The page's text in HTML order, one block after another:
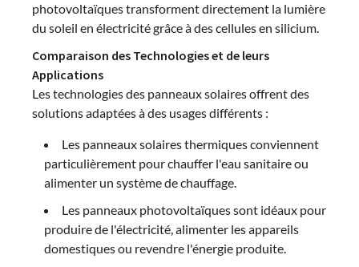
photovoltaïques transforment directement la lumière
du soleil en électricité grâce à des cellules en silicium.
Comparaison des Technologies et de leurs
Applications
Les technologies des panneaux solaires offrent des
solutions adaptées à des usages différents :
Les panneaux solaires thermiques conviennent
particulièrement pour chauffer l'eau sanitaire ou
alimenter un système de chauffage.
Les panneaux photovoltaïques sont idéaux pour
produire de l'électricité, alimenter les appareils
domestiques ou revendre l'énergie produite.